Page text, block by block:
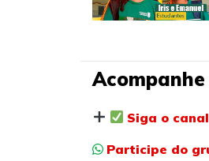
Siga o
Participe do